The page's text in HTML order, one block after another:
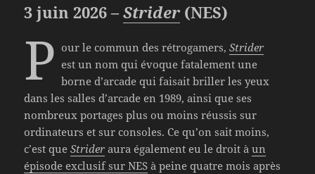
3 juin 2026 –Strider(NES)
P our le commun des rétrogamers, Strider
est un nom qui évoque fatalement une
borne d’arcade qui faisait briller les yeux
dans les salles d’arcade en 1989, ainsi que ses
nombreux portages plus ou moins réussis sur
ordinateurs et sur consoles. Ce qu’on sait moins,
c’est queStrider aura également eu le droit àun
épisode exclusif sur NES à peine quatre mois après